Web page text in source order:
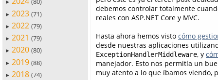
►
► 2023 (71)
► 2022 (79)
► 2021 (79)
► 2020 (80)
► 2019 (88)
► 2018 (74)
debemos controlar totalmente
reales con ASP.NET Core y MVC.
Hasta ahora hemos visto cómo
desde nuestras aplicaciones
ExceptionHandlerMiddleware, y
manejador. Esto nos permitía un
muy atento a lo que íbamos viendo,